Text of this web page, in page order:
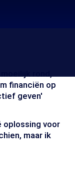
financiën op
geven'
oplossing voor
maar ik